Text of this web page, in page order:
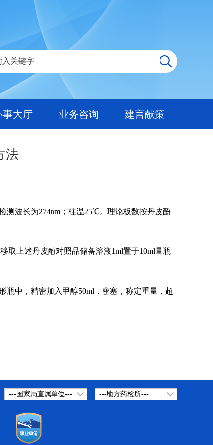
事大厅 业务咨询 建言献策
法
测波长为274nm；柱温25℃。理论板数按丹皮酚
取上述丹皮酚对照品储备溶液1ml置于10ml量瓶
瓶中，精密加入甲醇50ml，密塞，称定重量，超
---地方药检所---
---国家局直属单位---